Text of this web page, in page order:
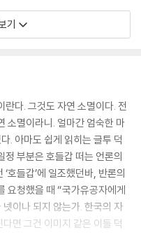
좋은 정책도 효과가 기대에 미
한 늦추고, 인구 감소에 대비할
지나친 두려움과 거부감을 해
람직하지 않다.
9시에 출근해 18시에 퇴근해
아이에게 “저녁 7시 우리 돌
거나, 유치원에 “학예회는 제
후 7시 이후 열어주세요”라고
다 시간이 없다는 공포」 중에
없다. 초저출산 이야기다. 20
엄스 캘리포니아대학교 명예교
이 되어 대한민국을 강타하
기자가 해부한 초저출산 대한
회부 기자로 일한 이미지가 그
탕으로 대한민국 출산ㆍ육아
문제와 해법을 분석한 책이다.
전혀 다른 시야를 제공한다.
‘개인’의 입장이다. 저자 이미
일하며 네 아이를 낳고 키워
마임에도 이미지는 아이 낳아
며 책에서 다음과 같이 밝힌
기
다. 그것도 자연 소멸이다. 전
소멸이라니. 얼마간 엄숙한 마
. 아마도 쉽게 읽히는 글투 덕
정 부분은 호들갑 떠는 언론의
호들갑’에 일조했던바, 반론의
요청했을 때 “국가유공자에게
이나 되지 않는가. 한국의 자
면 그건 이미지 같은 이들 덕